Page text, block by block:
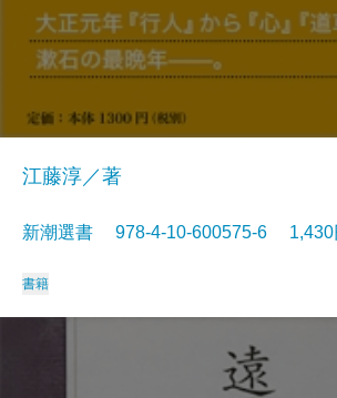
江藤淳／著
新潮選書 978-4-10-600575-6
書籍